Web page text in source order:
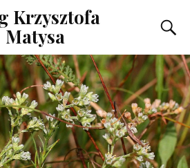
Krzysztofa
Matysa